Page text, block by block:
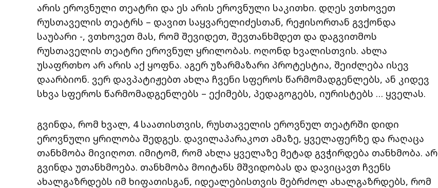
არის ეროვნული თეატრი და ეს არის ეროვნული საკითხი. დღეს ვთხოვეთ
რუსთაველის თეატრს – დავით საყვარელიძესთან, რეჟისორთან გვქონდა
საუბარი -, ვთხოვეთ მას, რომ შევიდეთ, შევთანხმდეთ და დაგვითმოს
რუსთაველის თეატრი ეროვნულ ყრილობას. ოღონდ ხვალისთვის. ახლა
უსაფრთხო არ არის აქ ყოფნა. აგერ უზარმაზარი პროტესტია, შეიძლება ისევ
დაარბიონ. ვერ დავპატიჟებთ ახლა ჩვენი სფეროს წარმომადგენლებს, ან კიდევ
სხვა სფეროს წარმომადგენლებს – ექიმებს, პედაგოგებს, იურისტებს … ყველას.
გვინდა, რომ ხვალ, 4 საათისთვის, რუსთაველის ეროვნულ თეატრში დიდი
ეროვნული ყრილობა შედგეს. დავილაპარაკოთ ამაზე, ყველაფერზე და რაღაცა
თანხმობა მივიღოთ. იმიტომ, რომ ახლა ყველაზე მეტად გვჭირდება თანხმობა. არ
გვინდა უთანხმოება. თანხმობა მოიტანს მშვიდობას და დავიცავთ ჩვენს
ახალგაზრდებს იმ ხიფათისგან, იდეალებისთვის მებრძოლ ახალგაზრდებს, რომ